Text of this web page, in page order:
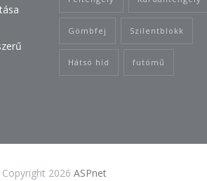
Gömbfej Szilentblokk
Hátsó híd futómű
2026 ASPnet